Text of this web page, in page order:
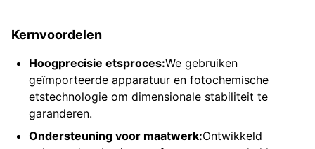
Min. afmeting enkel
Max. afmeting enkel
product
2400*700MM
Lijngrootte tolerantie
Kernvoordelen
Hoogprecisie etsproces:We gebruiken
geïmporteerde apparatuur en fotochemische
etstechnologie om dimensionale stabiliteit te
garanderen.
Ondersteuning voor maatwerk:Ontwikkeld